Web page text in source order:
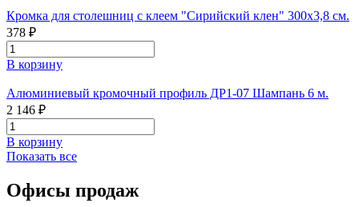
Кромка для столешниц с клеем "Сирийский клен" 300х3,8 см.
378 ₽
В корзину
Алюминиевый кромочный профиль ДР1-07 Шампань 6 м.
2 146 ₽
В корзину
Показать все
Офисы продаж